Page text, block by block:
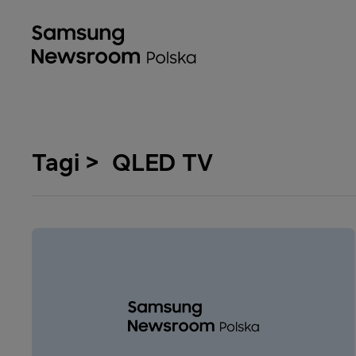
Tagi > QLED TV